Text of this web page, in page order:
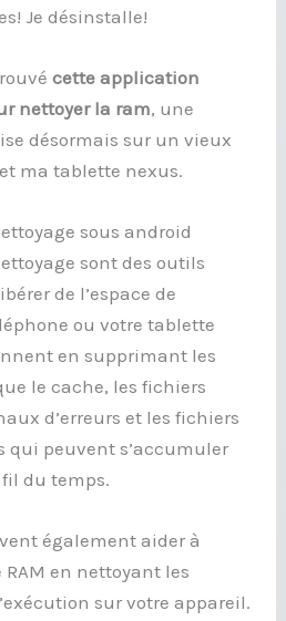
Je désinstalle!
cette application
nettoyer la ram, une
désormais sur un vieux
ma tablette nexus.
sous android
sont des outils
de l’espace de
ou votre tablette
en supprimant les
le cache, les fichiers
d’erreurs et les fichiers
peuvent s’accumuler
du temps.
également aider à
en nettoyant les
sur votre appareil.